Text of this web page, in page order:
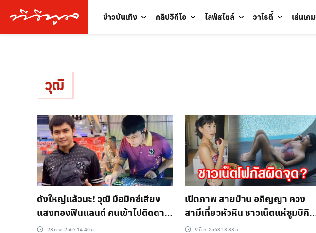
ข่าวบันเทิง คลิปวิดีโอ ไลฟ์สไตล์ วาไรตี้ เล่นเกม
วุฒิ
ดังใหญ่แล้วนะ! วุฒิ มือมิกซ์เสียง
แสงทองฟินแลนด์ คนเข้าไปติดตาม
สนั่นๆ ..?
23 ก.พ. 2567 14:40 น.
เปิดภาพ สายป่าน อภิญญา ควง
สามีเที่ยวหัวหิน ชาวเน็ตแห่ซูมบิกินี่
เว้าสูง!!
9 มี.ค. 2563 13:33 น.